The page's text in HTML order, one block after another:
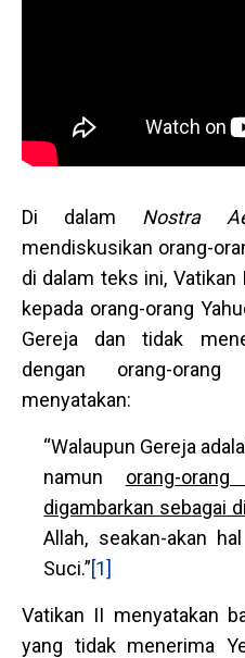
Di dalam Nostra
mendiskusikan orang-
di dalam teks ini,
kepada orang-orang
Gereja dan tidak
dengan orang-
menyatakan:
“Walaupun Gereja
namun orang-
digambarkan sebagai
Allah, seakan-akan
Suci.”[1]
Vatikan II menyatakan
yang tidak menerima